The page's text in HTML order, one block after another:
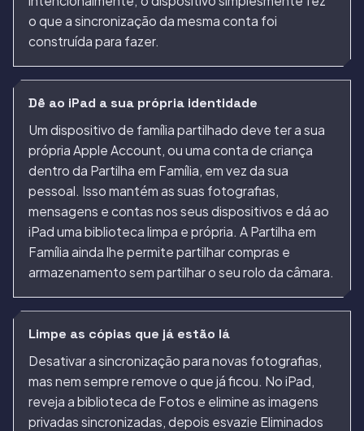
o que a sincronização da mesma conta foi
construída para fazer.
Dê ao iPad a sua própria identidade
Um dispositivo de família partilhado deve ter a sua
própria Apple Account, ou uma conta de criança
dentro da Partilha em Família, em vez da sua
pessoal. Isso mantém as suas fotografias,
mensagens e contas nos seus dispositivos e dá ao
iPad uma biblioteca limpa e própria. A Partilha em
Família ainda lhe permite partilhar compras e
armazenamento sem partilhar o seu rolo da câmara.
Limpe as cópias que já estão lá
Desativar a sincronização para novas fotografias,
mas nem sempre remove o que já ficou. No iPad,
reveja a biblioteca de Fotos e elimine as imagens
privadas sincronizadas, depois esvazie Eliminados